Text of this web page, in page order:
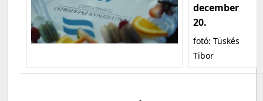
december
20.
fotó: Tüskés
Tibor